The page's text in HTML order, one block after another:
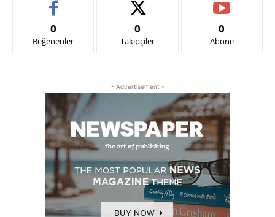
0
Beğenenler
0
Takipçiler
0
Abone
- Advertisement -